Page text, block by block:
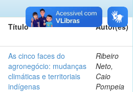
Título Autor(es)
As cinco faces do
agronegócio: mudanças
climáticas e territoriais
indígenas
Ribeiro
Neto,
Caio
Pompeia